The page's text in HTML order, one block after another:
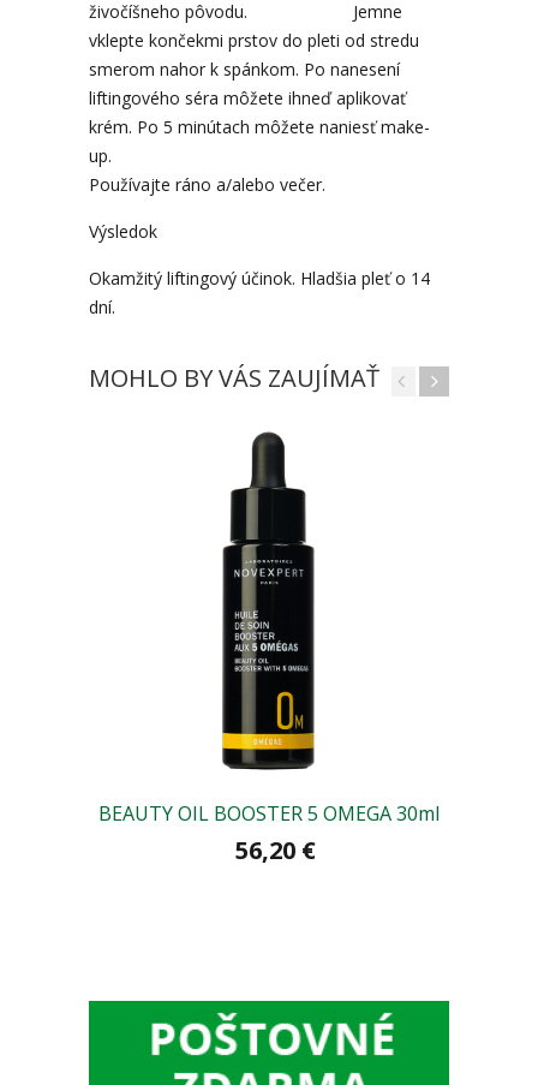
živočíšneho pôvodu. Jemne
vklepte končekmi prstov do pleti od stredu
smerom nahor k spánkom. Po nanesení
liftingového séra môžete ihneď aplikovať
krém. Po 5 minútach môžete naniesť make-
up.
Používajte ráno a/alebo večer.
Výsledok
Okamžitý liftingový účinok. Hladšia pleť o 14
dní.
MOHLO BY VÁS ZAUJÍMAŤ
BEAUTY OIL BOOSTER 5 OMEGA 30ml
56,20 €